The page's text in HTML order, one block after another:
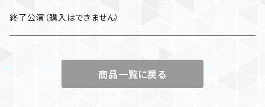
終了公演（購入はできません）
商品一覧に戻る